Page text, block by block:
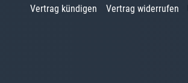
Vertrag kündigen
Vertrag widerrufen